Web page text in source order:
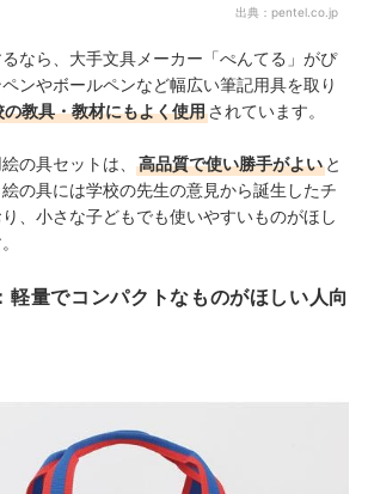
出典： pentel.co.jp
なら、大手文具メーカー「ぺんてる」がぴ
ンやボールペンなど幅広い筆記用具を取り
の教具・教材にもよく使用されています。
の具セットは、 高品質で使い勝手がよい と
の具には学校の先生の意見から誕生したチ
、小さな子どもでも使いやすいものがほし
軽量でコンパクトなものがほしい人向